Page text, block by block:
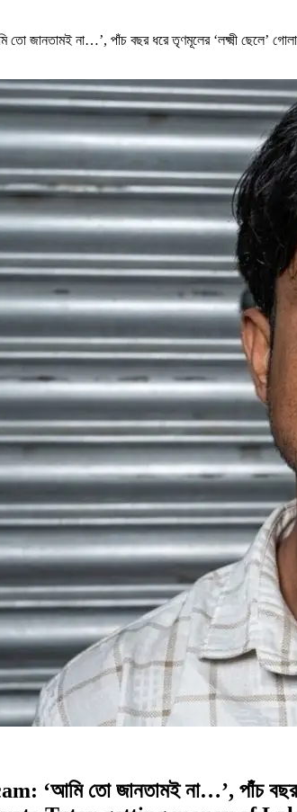
জানতামই না…’, পাঁচ বছর ধরে তৃণমূলের ‘লক্ষ্মী ছেলে’
তো জানতামই না…’, পাঁচ বছর ধরে